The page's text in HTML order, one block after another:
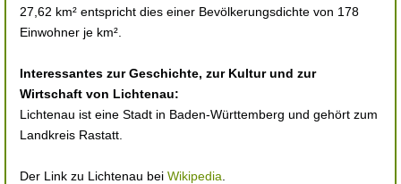
27,62 km² entspricht dies einer Bevölkerungsdichte von 178
Einwohner je km².
Interessantes zur Geschichte, zur Kultur und zur
Wirtschaft von Lichtenau:
Lichtenau ist eine Stadt in Baden-Württemberg und gehört zum
Landkreis Rastatt.
Der Link zu Lichtenau bei Wikipedia